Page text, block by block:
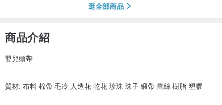
逛全部商品
商品介紹
嬰兒頭帶
質材: 布料 棉帶 毛冷 人造花 乾花 珍珠 珠子 緞帶 蕾絲 樹脂 塑膠